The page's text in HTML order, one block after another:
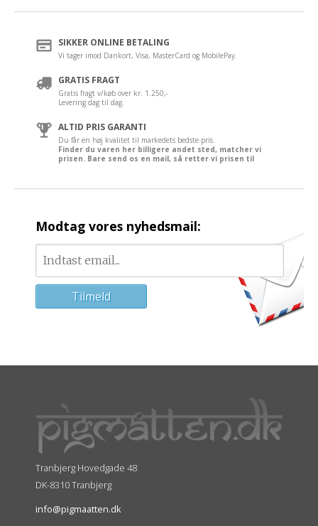
SIKKER ONLINE BETALING
Vi tager imod Dankort, Visa, MasterCard og MobilePay.
GRATIS FRAGT
Gratis fragt v/køb over kr. 1.250,-
Levering dag til dag.
ALTID PRIS GARANTI
Du får en høj kvalitet til markedets bedste pris.
Finder du varen her billigere andet sted, matcher vi
prisen. Bare send os en mail, så retter vi prisen til
Modtag vores nyhedsmail:
Tranbjerg Hovedgade 48
DK-8310 Tranbjerg
info@pigmaatten.dk